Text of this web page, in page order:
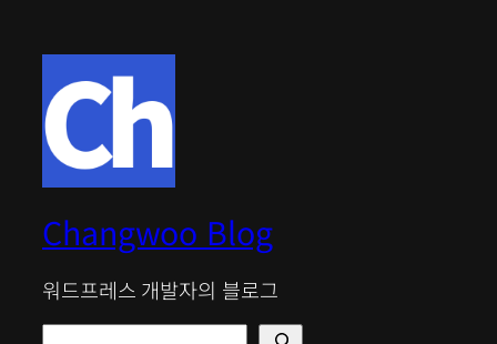
Changwoo Blog
워드프레스 개발자의 블로그